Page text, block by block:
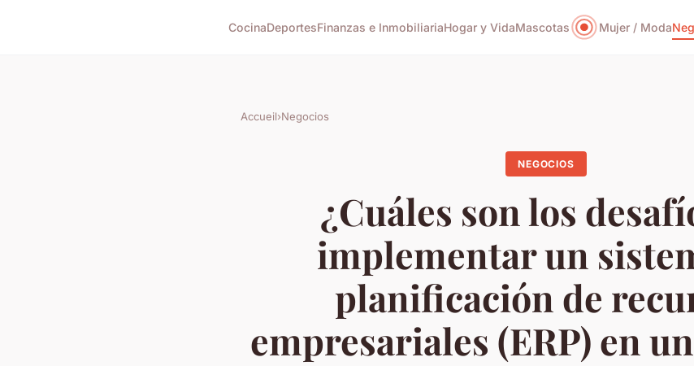
CocinaDeportesFinanzas e InmobiliariaHogar y VidaMascotas Mujer / Moda
Accueil›Negocios
NEGOCIOS
¿Cuáles son los
implementar un
planificación de
empresariales (ERP) en